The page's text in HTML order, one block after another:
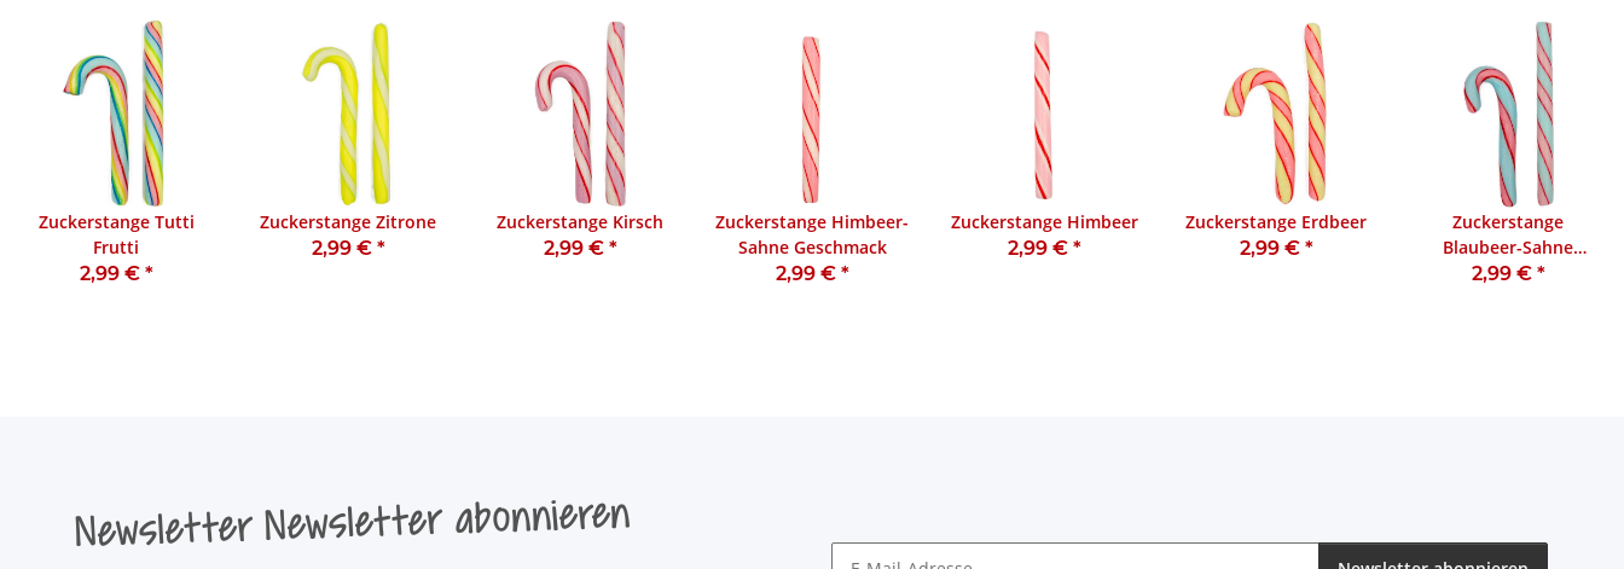
Zuckerstange Tutti
Frutti
2,99 € *
Zuckerstange Zitrone
2,99 € *
Zuckerstange Kirsch
2,99 € *
Zuckerstange Himbeer-
Sahne Geschmack
2,99 € *
Zuckerstange Himbeer
2,99 € *
Zuckerstange Erdbeer
2,99 € *
Zuckerstange
Blaubeer-Sahne
Geschmack
2,99 € *
Newsletter Newsletter abonnieren